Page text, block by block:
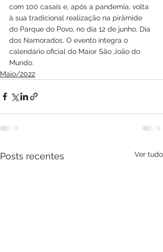
com 100 casais e, após a pandemia, volta
à sua tradicional realização na pirâmide
do Parque do Povo, no dia 12 de junho, Dia
dos Namorados. O evento integra o
calendário oficial do Maior São João do
Mundo.
Maio/2022
Posts recentes Ver tudo